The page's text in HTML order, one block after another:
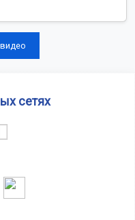
сетях